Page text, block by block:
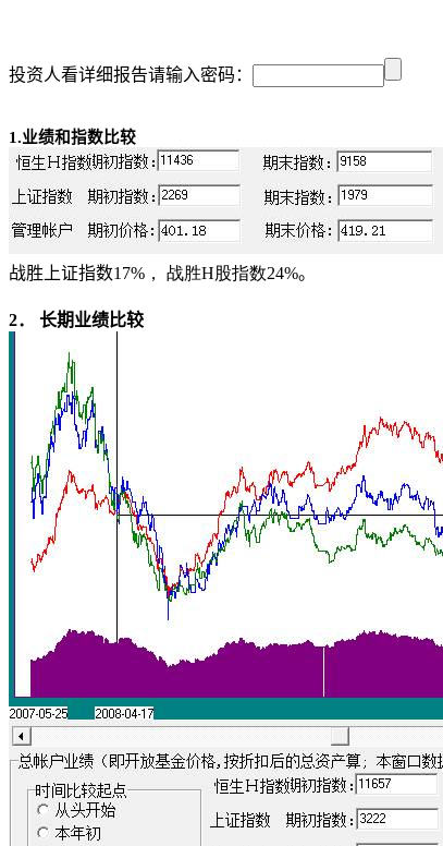
投资人看详细报告请输入密码：
1.业绩和指数比较
战胜上证指数17%， 战胜H股指数24%。
2． 长期业绩比较